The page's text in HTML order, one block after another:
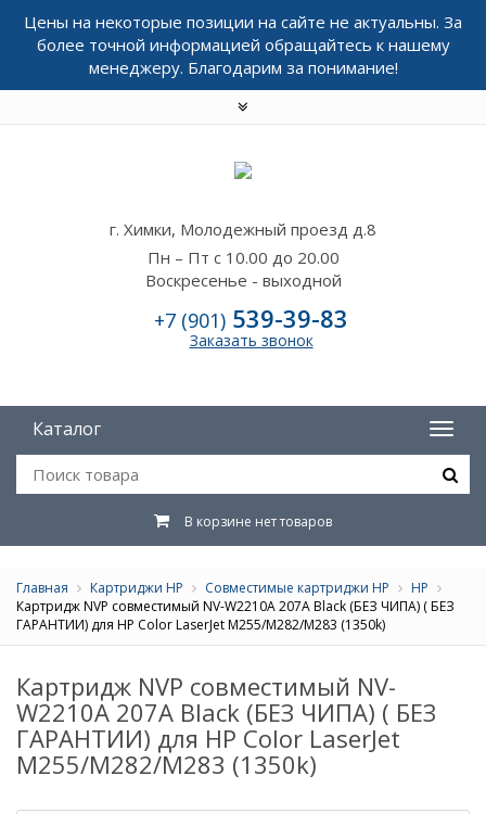
Цены на некоторые позиции на сайте не актуальны. За
более точной информацией обращайтесь к нашему
менеджеру. Благодарим за понимание!
г. Химки, Молодежный проезд д.8
Пн – Пт с 10.00 до 20.00
Воскресенье - выходной
+7 (901) 539-39-83
Заказать звонок
Каталог
В корзине нет товаров
Главная Картриджи HP Совместимые картриджи HP
HP
Картридж NVP совместимый NV-W2210A 207A Black (БЕЗ ЧИПА) ( БЕЗ
ГАРАНТИИ) для HP Color LaserJet M255/M282/M283 (1350k)
Картридж NVP совместимый NV-
W2210A 207A Black (БЕЗ ЧИПА) ( БЕЗ
ГАРАНТИИ) для HP Color LaserJet
M255/M282/M283 (1350k)